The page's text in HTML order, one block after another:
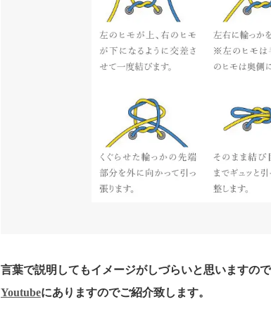
言葉で説明してもイメージがしづらいと思いますの
Youtubeにありますのでご紹介致します。